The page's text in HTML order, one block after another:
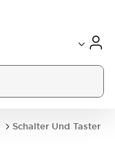
Schalter Und Taster